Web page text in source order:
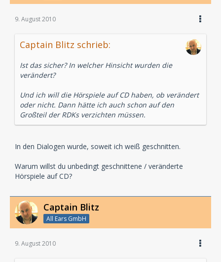
9. August 2010
Captain Blitz schrieb:
Ist das sicher? In welcher Hinsicht wurden die
verändert?
Und ich will die Hörspiele auf CD haben, ob verändert
oder nicht. Dann hätte ich auch schon auf den
Großteil der RDKs verzichten müssen.
In den Dialogen wurde, soweit ich weiß geschnitten.
Warum willst du unbedingt geschnittene / veränderte
Hörspiele auf CD?
Captain Blitz
All Ears GmbH
9. August 2010